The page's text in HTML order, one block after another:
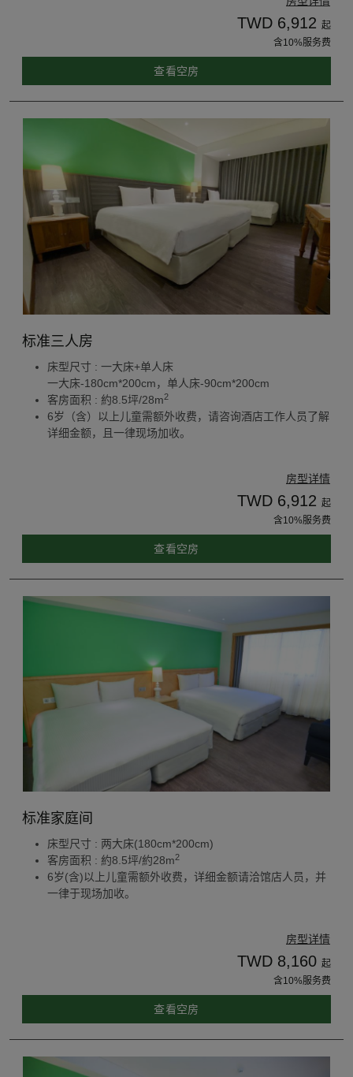
TWD 6,912 起
含10%服务费
查看空房
标准三人房
床型尺寸 : 一大床+单人床
一大床-180cm*200cm，单人床-90cm*200cm
客房面积 : 約8.5坪/28m2
6岁（含）以上儿童需额外收费，请咨询酒店工作人员了解
详细金额，且一律现场加收。
房型详情
TWD 6,912 起
含10%服务费
查看空房
标准家庭间
床型尺寸 : 两大床(180cm*200cm)
客房面积 : 約8.5坪/約28m2
6岁(含)以上儿童需额外收费，详细金额请洽馆店人员，并
一律于现场加收。
房型详情
TWD 8,160 起
含10%服务费
查看空房